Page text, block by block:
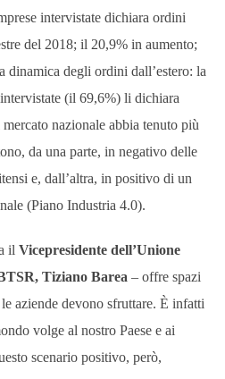
intervistate dichiara ordini
del 2018; il 20,9% in aumento;
dinamica degli ordini dall’estero: la
(il 69,6%) li dichiara
nazionale abbia tenuto più
da una parte, in negativo delle
e, dall’altra, in positivo di un
(Piano Industria 4.0).
il Vicepresidente dell’Unione
Tiziano Barea – offre spazi
aziende devono sfruttare. È infatti
volge al nostro Paese e ai
scenario positivo, però,